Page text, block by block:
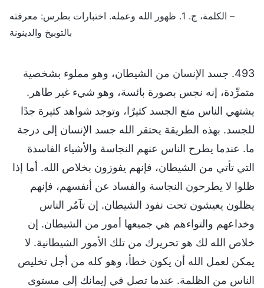
– الكلمة، ج. 1. ظهور الله وعمله. اختبارات بطرس: معرفته
بالتوبيخ والدينونة
493. جسد الإنسان من الشيطان، وهو مملوء بشخصية
متمرِّدة، إنه نجس بصورة بائسة، وهو شيء غير طاهر.
يشتهي الناس متع الجسد كثيرًا، وتوجد شواهد كثيرة جدًا
للجسد. بهذه الطريقة يحتقر الله جسد الإنسان إلى درجة
ما. عندما يطرح الناس عنهم النجاسة والأشياء الفاسدة
التي تأتي من الشيطان، فإنهم يفوزون بخلاص الله. أما إذا
ظلوا لا يطرحون النجاسة والفساد عن أنفسهم، فإنهم
يظلون يعيشون تحت نفوذ الشيطان. إن تآمُر الناس
وخداعهم والتواءهم هي جميعها أمور من الشيطان. إن
خلاص الله لك هو تحريرك من تلك الأمور الشيطانية. لا
يمكن لعمل الله أن يكون خطأ، وهو كله من أجل تخليص
الناس من الظلمة. عندما تصل في إيمانك إلى مستوى